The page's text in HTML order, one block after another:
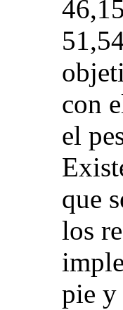
con
el
que
los
pie y